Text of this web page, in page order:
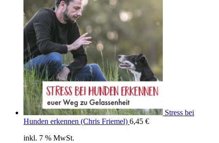
Stress bei
Hunden erkennen (Chris Friemel) 6,45 €
inkl. 7 % MwSt.